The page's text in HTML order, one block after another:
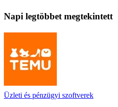
Napi legtöbbet megtekintett
Üzleti és pénzügyi szoftverek